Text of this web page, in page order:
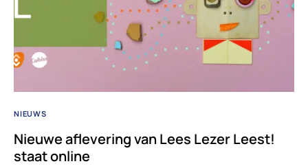
NIEUWS
Nieuwe aflevering van Lees Lezer Leest!
staat online